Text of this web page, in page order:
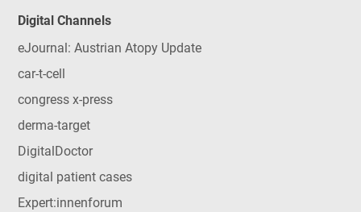
Digital Channels
eJournal: Austrian Atopy Update
car-t-cell
congress x-press
derma-target
DigitalDoctor
digital patient cases
Expert:innenforum